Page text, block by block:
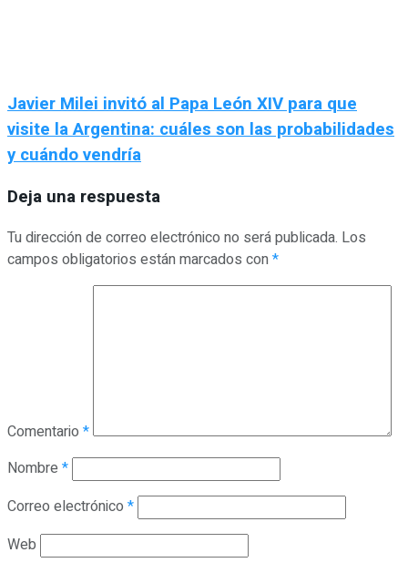
Javier Milei invitó al Papa León XIV para que
visite la Argentina: cuáles son las probabilidades
y cuándo vendría
Deja una respuesta
Tu dirección de correo electrónico no será publicada. Los
campos obligatorios están marcados con*
Comentario *
Nombre *
Correo electrónico *
Web